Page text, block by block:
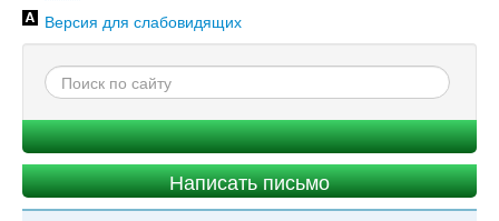
Версия для слабовидящих
Написать письмо